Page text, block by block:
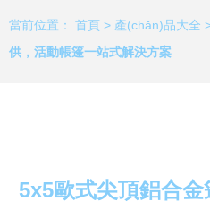
當前位置： 首頁 > 產(chǎn)品大全
供，活動帳篷一站式解決方案
5x5歐式尖頂鋁合